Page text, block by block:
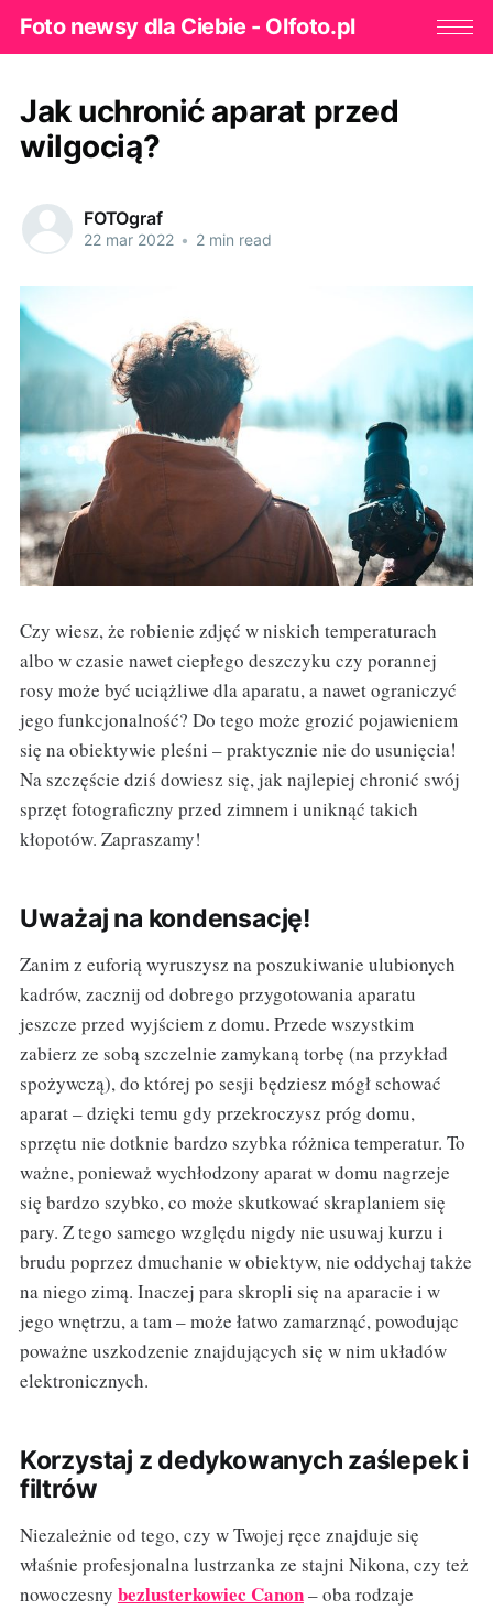
Foto newsy dla Ciebie - Olfoto.pl
Jak uchronić aparat przed
wilgocią?
FOTOgraf
22 mar 2022 • 2 min read
Czy wiesz, że robienie zdjęć w niskich temperaturach
albo w czasie nawet ciepłego deszczyku czy porannej
rosy może być uciążliwe dla aparatu, a nawet ograniczyć
jego funkcjonalność? Do tego może grozić pojawieniem
się na obiektywie pleśni – praktycznie nie do usunięcia!
Na szczęście dziś dowiesz się, jak najlepiej chronić swój
sprzęt fotograficzny przed zimnem i uniknąć takich
kłopotów. Zapraszamy!
Uważaj na kondensację!
Zanim z euforią wyruszysz na poszukiwanie ulubionych
kadrów, zacznij od dobrego przygotowania aparatu
jeszcze przed wyjściem z domu. Przede wszystkim
zabierz ze sobą szczelnie zamykaną torbę (na przykład
spożywczą), do której po sesji będziesz mógł schować
aparat – dzięki temu gdy przekroczysz próg domu,
sprzętu nie dotknie bardzo szybka różnica temperatur. To
ważne, ponieważ wychłodzony aparat w domu nagrzeje
się bardzo szybko, co może skutkować skraplaniem się
pary. Z tego samego względu nigdy nie usuwaj kurzu i
brudu poprzez dmuchanie w obiektyw, nie oddychaj także
na niego zimą. Inaczej para skropli się na aparacie i w
jego wnętrzu, a tam – może łatwo zamarznąć, powodując
poważne uszkodzenie znajdujących się w nim układów
elektronicznych.
Korzystaj z dedykowanych zaślepek i
filtrów
Niezależnie od tego, czy w Twojej ręce znajduje się
właśnie profesjonalna lustrzanka ze stajni Nikona, czy też
nowoczesny bezlusterkowiec Canon– oba rodzaje